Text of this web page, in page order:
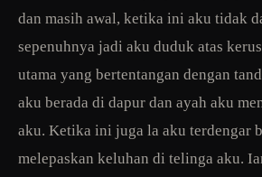
dan masih awal, ketika ini aku tidak
sepenuhnya jadi aku duduk atas
utama yang bertentangan dengan
aku berada di dapur dan ayah aku
aku. Ketika ini juga la aku terdengar
melepaskan keluhan di telinga aku.